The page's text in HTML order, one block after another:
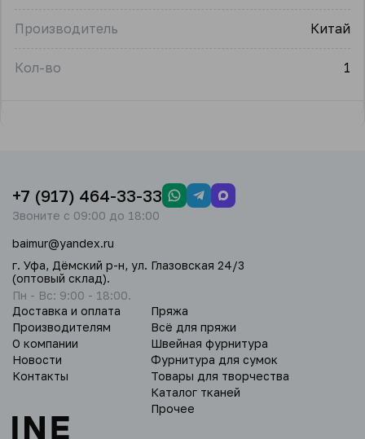
Производитель Китай
Кол-во 1
Доставка и оплата
Производителям
О компании
Новости
Контакты
Пряжа
Всё для пряжи
Швейная фурнитура
Фурнитура для сумок
Товары для творчества
Каталог тканей
Прочее
+7 (917) 464-33-33
Звоните с 09:00 до 18:00
baimur@yandex.ru
г. Уфа, Дёмский р-н, ул. Глазовская 24/3
(оптовый склад).
Пн - Вс: 9:00 - 18:00.